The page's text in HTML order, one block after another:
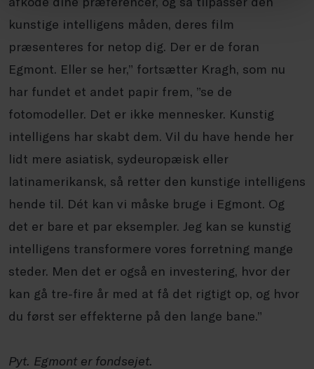
kunstige intelligens måden, deres film
præsenteres for netop dig. Der er de foran
Egmont. Eller se her,” fortsætter Kragh, som nu
har fundet et andet papir frem, ”se de
fotomodeller. Det er ikke mennesker. Kunstig
intelligens har skabt dem. Vil du have hende her
lidt mere asiatisk, sydeuropæisk eller
latinamerikansk, så retter den kunstige intelligens
hende til. Dét kan vi måske bruge i Egmont. Og
det er bare et par eksempler. Jeg kan se kunstig
intelligens transformere vores forretning mange
steder. Men det er også en investering, hvor der
kan gå tre-fire år med at få det rigtigt op, og hvor
du først ser effekterne på den lange bane.”
Pyt. Egmont er fondsejet.